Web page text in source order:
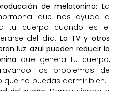
de melatonina: La
que nos ayuda a
tu cuerpo cuando es el
del día. La TV y otros
luz azul pueden reducir la
que genera tu cuerpo,
los problemas de
que no puedas dormir bien.